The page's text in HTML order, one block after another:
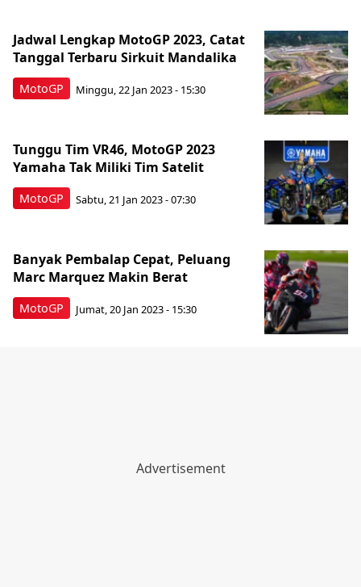
MotoGP
Jadwal Lengkap MotoGP 2023, Catat
Tanggal Terbaru Sirkuit Mandalika
Minggu, 22 Jan 2023 - 15:30
MotoGP
Tunggu Tim VR46, MotoGP 2023
Yamaha Tak Miliki Tim Satelit
Sabtu, 21 Jan 2023 - 07:30
MotoGP
Banyak Pembalap Cepat, Peluang
Marc Marquez Makin Berat
Jumat, 20 Jan 2023 - 15:30